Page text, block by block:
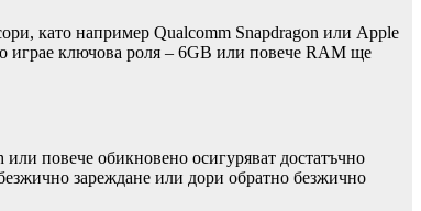
като например Qualcomm Snapdragon или Apple
играе ключова роля – 6GB или повече RAM ще
повече обикновено осигуряват достатъчно
зареждане или дори обратно безжично